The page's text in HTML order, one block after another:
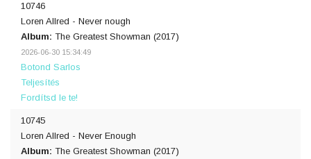
10746
Loren Allred - Never nough
Album: The Greatest Showman (2017)
2026-06-30 15:34:49
Botond Sarlos
Teljesítés
Fordítsd le te!
10745
Loren Allred - Never Enough
Album: The Greatest Showman (2017)